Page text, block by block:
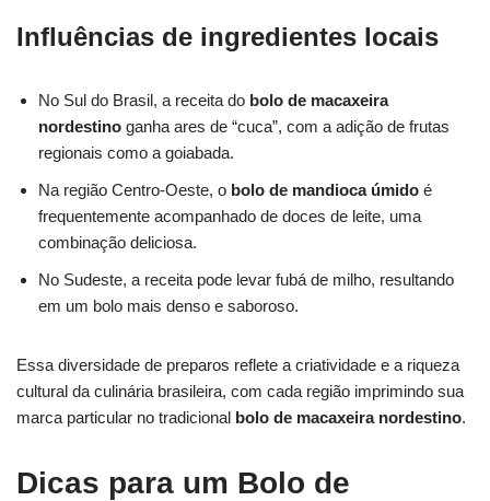
Influências de ingredientes locais
No Sul do Brasil, a receita do bolo de macaxeira
nordestino ganha ares de “cuca”, com a adição de frutas
regionais como a goiabada.
Na região Centro-Oeste, o bolo de mandioca úmido é
frequentemente acompanhado de doces de leite, uma
combinação deliciosa.
No Sudeste, a receita pode levar fubá de milho, resultando
em um bolo mais denso e saboroso.
Essa diversidade de preparos reflete a criatividade e a riqueza
cultural da culinária brasileira, com cada região imprimindo sua
marca particular no tradicional bolo de macaxeira nordestino.
Dicas para um Bolo de